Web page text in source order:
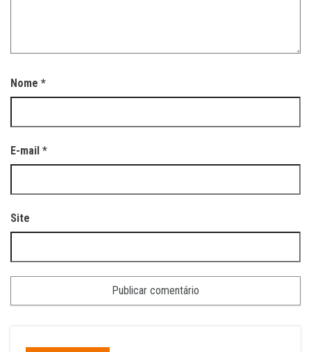
Nome *
E-mail *
Site